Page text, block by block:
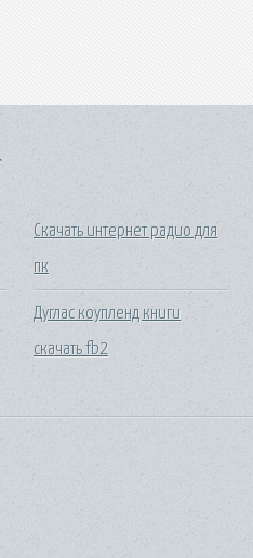
Скачать интернет радио для
пк
Дуглас коупленд книги
скачать fb2